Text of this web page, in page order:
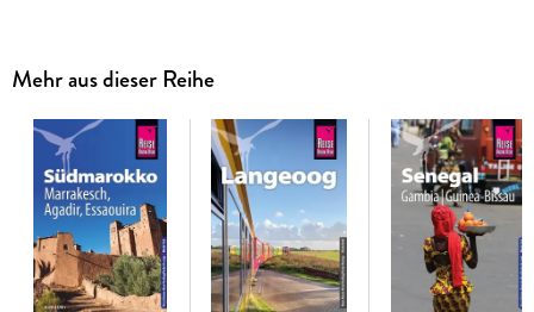
der Japanerin auf das Vertraute.
Das steckt in unserem Reiseführer Japan:
- Übersichtsseiten mit Beschreibungen aller Regionen: Tokyo,
Kansai, Zentral-Honshu, Hokkaido, Shikoku, Kyushu, Okinawa
und die Inseln im Südwesten
- Eine Jahresübersicht zu Festen und Veranstaltungen
- Reise Know-how Basiswissen: zB. welche Dokumente
werden für die Reise benötigt? Wann ist die beste Reisezeit?
Mehr aus dieser Reihe